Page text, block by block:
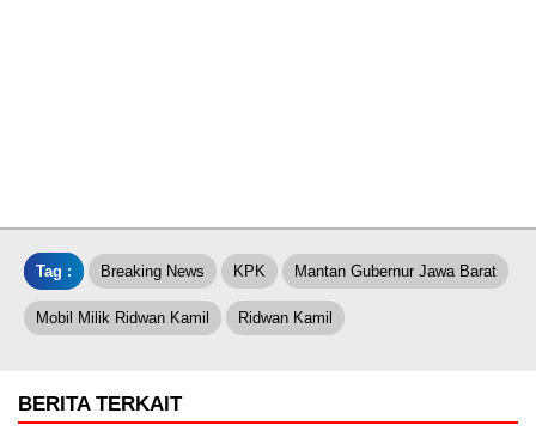
Tag : Breaking News KPK Mantan Gubernur Jawa Barat
Mobil Milik Ridwan Kamil Ridwan Kamil
BERITA TERKAIT